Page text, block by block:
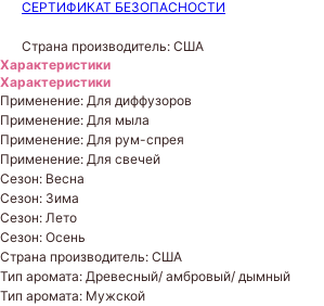
СЕРТИФИКАТ БЕЗОПАСНОСТИ
Страна производитель: США
Характеристики
Характеристики
Применение: Для диффузоров
Применение: Для мыла
Применение: Для рум-спрея
Применение: Для свечей
Сезон: Весна
Сезон: Зима
Сезон: Лето
Сезон: Осень
Страна производитель: США
Тип аромата: Древесный/ амбровый/ дымный
Тип аромата: Мужской